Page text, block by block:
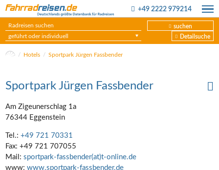
+49 2222 979214
suchen
geführt oder individuell
Detailsuche
Hotels Sportpark Jürgen Fassbender
Sportpark Jürgen Fassbender
Am Zigeunerschlag 1a
76344 Eggenstein
Tel.:+49 721 70331
Fax: +49 721 707055
Mail:sportpark-fassbender(at)t-online.de
www:www.sportpark-fassbender.de